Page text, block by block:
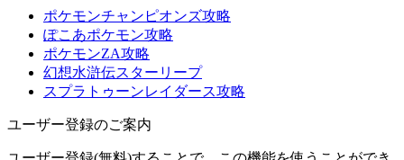
ポケモンチャンピオンズ攻略
ぽこあポケモン攻略
ポケモンZA攻略
幻想水滸伝スターリープ
スプラトゥーンレイダース攻略
ユーザー登録のご案内